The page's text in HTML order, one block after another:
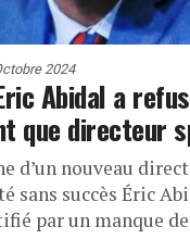
2024
Abidal a
que directeur
d’un nouveau
sans succès Éric
par un manque